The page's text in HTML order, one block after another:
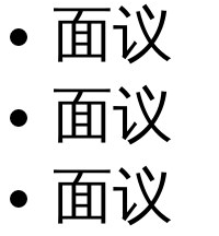
面议
面议
面议